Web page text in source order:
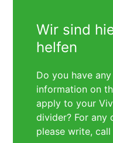
Wir sind
helfen
Do you have
information on
apply to your
divider? For any
please write,